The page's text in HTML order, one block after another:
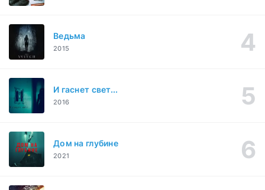
Ведьма
2015
И гаснет свет...
2016
Дом на глубине
2021